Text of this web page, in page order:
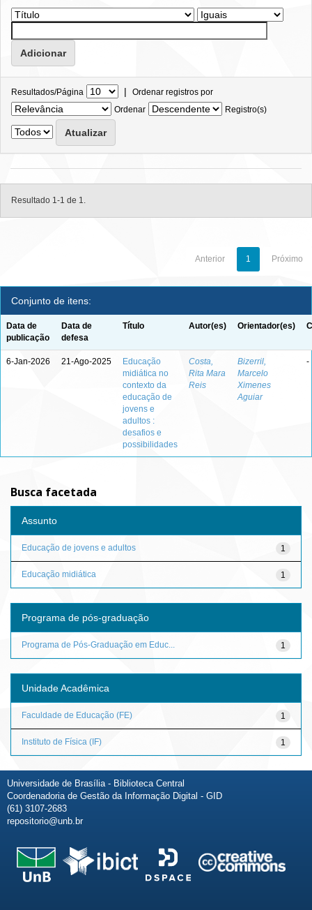
Resultados/Página | Ordenar registros por
Ordenar
Registro(s)
Resultado 1-1 de 1.
Anterior 1 Próximo
Conjunto de itens:
Data de
publicação
Data de
defesa
Título Autor(es) Orientador(es)
6-Jan-2026 21-Ago-2025
Educação
midiática no
contexto da
educação de
jovens e
adultos :
desafios e
possibilidades
Costa,
Rita Mara
Reis
Bizerril,
Marcelo
Ximenes
Aguiar
-
Busca facetada
Assunto
1
Educação de jovens e adultos
1
Educação midiática
Programa de pós-graduação
1
Programa de Pós-Graduação em Educ...
Unidade Acadêmica
1
Faculdade de Educação (FE)
1
Instituto de Física (IF)
Universidade de Brasília - Biblioteca Central
Coordenadoria de Gestão da Informação Digital - GID
(61) 3107-2683
repositorio@unb.br